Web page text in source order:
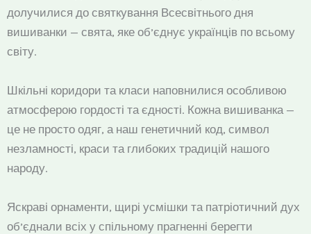
долучилися до святкування Всесвітнього дня
вишиванки — свята, яке об’єднує українців по всьому
світу.
Шкільні коридори та класи наповнилися особливою
атмосферою гордості та єдності. Кожна вишиванка —
це не просто одяг, а наш генетичний код, символ
незламності, краси та глибоких традицій нашого
народу.
Яскраві орнаменти, щирі усмішки та патріотичний дух
об’єднали всіх у спільному прагненні берегти